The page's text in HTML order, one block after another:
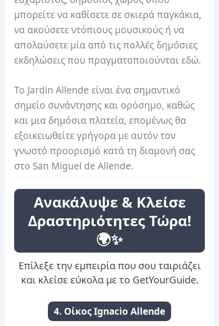
μπορείτε να καθίσετε σε σκιερά παγκάκια,
να ακούσετε ντόπιους μουσικούς ή να
απολαύσετε μία από τις πολλές δημόσιες
εκδηλώσεις που πραγματοποιούνται εδώ.
Το Jardin Allende είναι ένα σημαντικό
σημείο συνάντησης και ορόσημο, καθώς
και μια δημόσια πλατεία, επομένως θα
εξοικειωθείτε γρήγορα με αυτόν τον
γνωστό προορισμό κατά τη διαμονή σας
στο San Miguel de Allende.
Ανακάλυψε & Κλείσε
Δραστηριότητες Τώρα!
🌍✨
Επίλεξε την εμπειρία που σου ταιριάζει
και κλείσε εύκολα με το GetYourGuide.
4. Οίκος Ignacio Allende